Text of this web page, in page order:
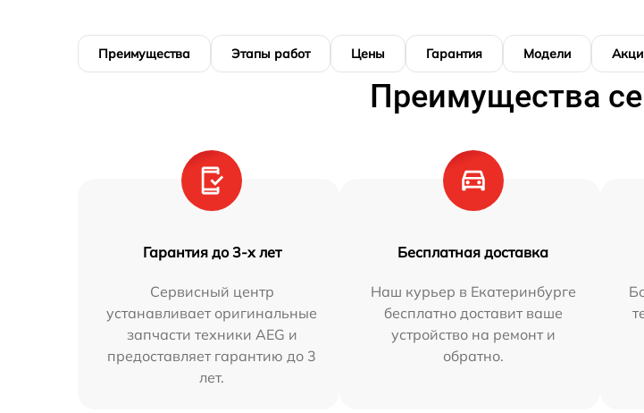
Преимущества Этапы работ Цены Гарантия Модели
Преимущества
Гарантия до 3-х лет
Сервисный центр
устанавливает оригинальные
запчасти техники AEG и
предоставляет гарантию до 3
лет.
Бесплатная доставка
Наш курьер в Екатеринбурге
бесплатно доставит ваше
устройство на ремонт и
обратно.